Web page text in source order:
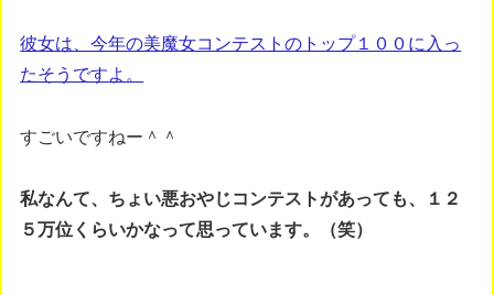
彼女は、今年の美魔女コンテストのトップ１００に入っ
たそうですよ。
すごいですねー＾＾
私なんて、ちょい悪おやじコンテストがあっても、１２
５万位くらいかなって思っています。（笑）